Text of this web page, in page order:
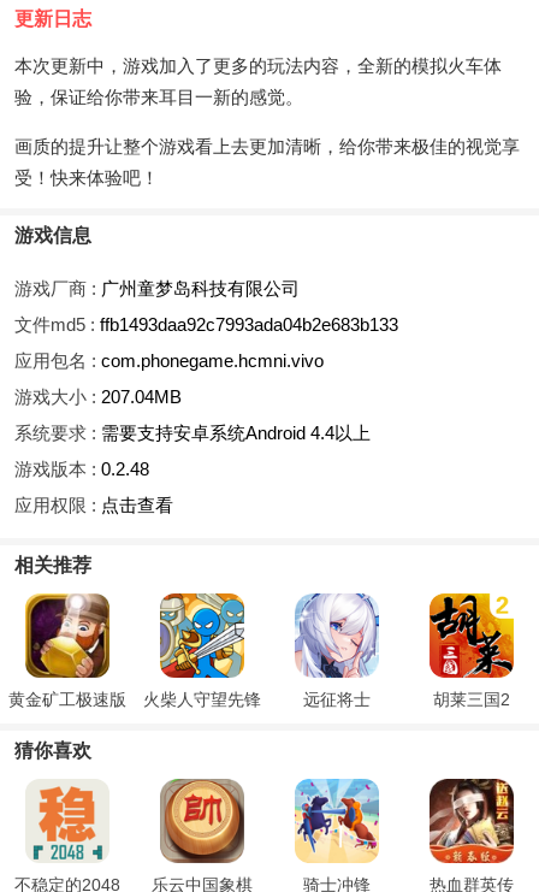
更新日志
本次更新中，游戏加入了更多的玩法内容，全新的模拟火车体
验，保证给你带来耳目一新的感觉。
画质的提升让整个游戏看上去更加清晰，给你带来极佳的视觉享
受！快来体验吧！
游戏信息
游戏厂商 : 广州童梦岛科技有限公司
文件md5 : ffb1493daa92c7993ada04b2e683b133
应用包名 : com.phonegame.hcmni.vivo
游戏大小 : 207.04MB
系统要求 : 需要支持安卓系统Android 4.4以上
游戏版本 : 0.2.48
应用权限 : 点击查看
相关推荐
黄金矿工极速版 火柴人守望先锋 远征将士 胡莱三国2
猜你喜欢
不稳定的2048 乐云中国象棋 骑士冲锋 热血群英传